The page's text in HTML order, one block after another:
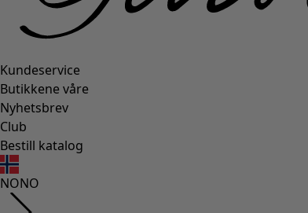
Kundeservice
Butikkene våre
Nyhetsbrev
Club
Bestill katalog
NONO